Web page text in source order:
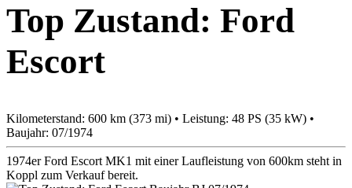
Top Zustand: Ford
Escort
Kilometerstand: 600 km (373 mi) • Leistung: 48 PS (35 kW) •
Baujahr: 07/1974
1974er Ford Escort MK1 mit einer Laufleistung von 600km steht in
Koppl zum Verkauf bereit.